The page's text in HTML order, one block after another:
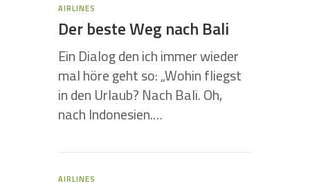
AIRLINES
Der beste Weg nach Bali
Ein Dialog den ich immer wieder
mal höre geht so: „Wohin fliegst
in den Urlaub? Nach Bali. Oh,
nach Indonesien.…
AIRLINES